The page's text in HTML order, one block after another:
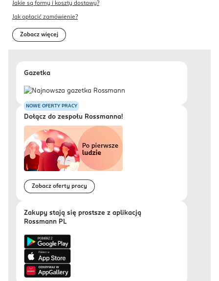
Jakie są formy i koszty dostawy?
Jak opłacić zamówienie?
Zobacz więcej
Gazetka
NOWE OFERTY PRACY
Dołącz do zespołu Rossmanna!
Zobacz oferty pracy
Zakupy stają się prostsze z aplikacją
Rossmann PL